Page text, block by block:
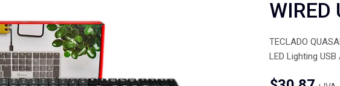
WIRED
TECLADO
LED Lighting